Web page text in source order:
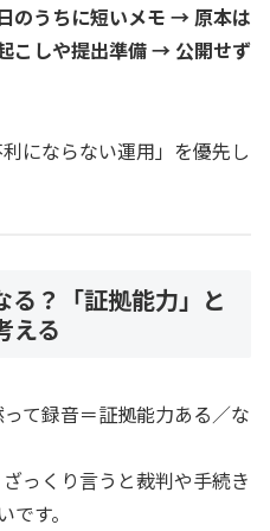
のうちに短いメモ → 原本は
こしや提出準備 → 公開せず
にならない運用」を優先し
る？「証拠能力」と
える
て録音＝証拠能力ある／な
っくり言うと裁判や手続き
す。